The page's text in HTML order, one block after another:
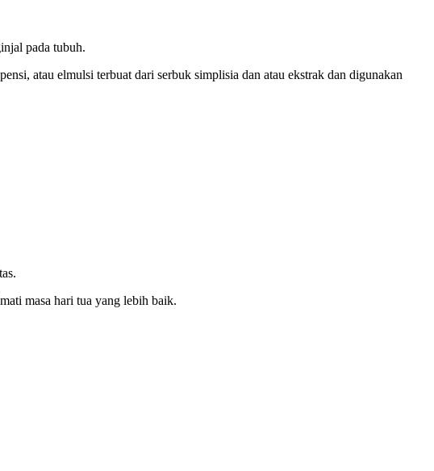
pada tubuh.
atau elmulsi terbuat dari serbuk simplisia dan atau ekstrak dan digunakan
masa hari tua yang lebih baik.